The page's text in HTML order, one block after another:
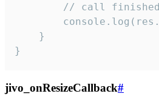
// call
    }
}
jivo_onResizeCallback#